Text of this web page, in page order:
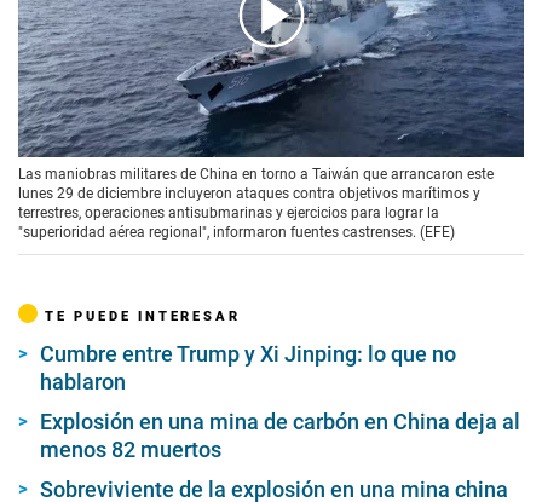
00:00/01:12
Las maniobras militares de China en torno a Taiwán que arrancaron este
lunes 29 de diciembre incluyeron ataques contra objetivos marítimos y
terrestres, operaciones antisubmarinas y ejercicios para lograr la
"superioridad aérea regional", informaron fuentes castrenses. (EFE)
TE PUEDE INTERESAR
Cumbre entre Trump y Xi Jinping: lo que no
hablaron
Explosión en una mina de carbón en China deja al
menos 82 muertos
Sobreviviente de la explosión en una mina china